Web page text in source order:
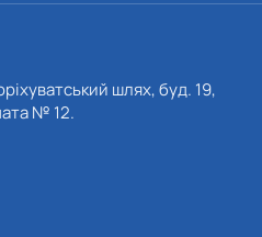
шлях, буд. 19,
№ 12.